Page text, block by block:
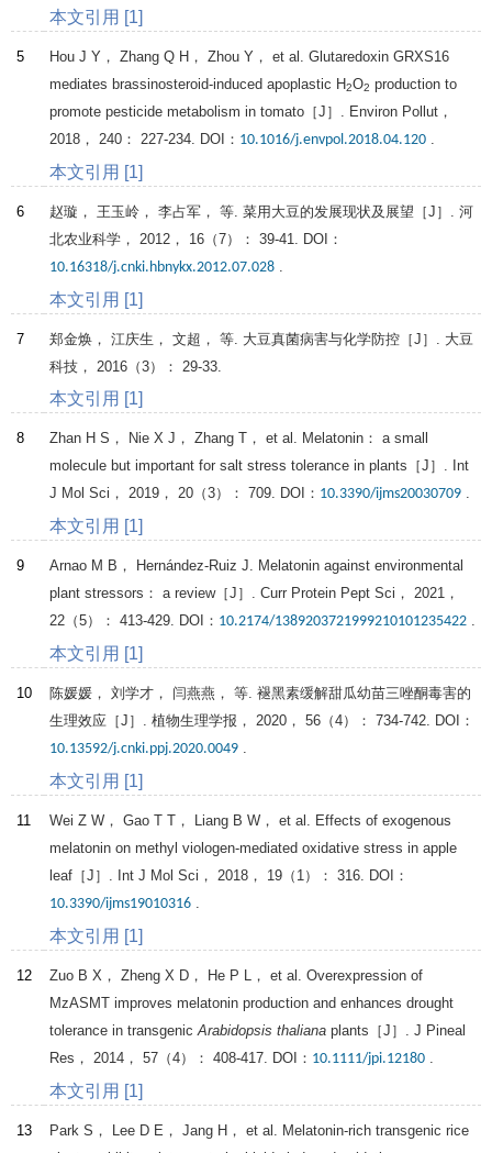
本文引用 [1]
5 Hou J Y ， Zhang Q H ， Zhou Y ， et al. Glutaredoxin GRXS16
mediates brassinosteroid-induced apoplastic H2O2 production to
promote pesticide metabolism in tomato［J］. Environ Pollut ，
2018 ， 240 ： 227-234. DOI： 10.1016/j.envpol.2018.04.120
本文引用 [1]
6 赵璇， 王玉岭， 李占军， 等. 菜用大豆的发展现状及展望［J］. 河
北农业科学 ， 2012 ， 16 （7）： 39-41. DOI：
10.16318/j.cnki.hbnykx.2012.07.028
本文引用 [1]
7 郑金焕， 江庆生， 文超， 等. 大豆真菌病害与化学防控［J］. 大豆
科技 ， 2016 （3）： 29-33.
本文引用 [1]
8 Zhan H S ， Nie X J ， Zhang T ， et al. Melatonin： a small
molecule but important for salt stress tolerance in plants［J］. Int
J Mol Sci ， 2019 ， 20 （3）： 709. DOI： 10.3390/ijms20030709
本文引用 [1]
9 Arnao M B ， Hernández-Ruiz J . Melatonin against environmental
plant stressors： a review［J］. Curr Protein Pept Sci ， 2021 ，
22 （5）： 413-429. DOI： 10.2174/1389203721999210101235422
本文引用 [1]
10
陈媛媛， 刘学才， 闫燕燕， 等. 褪黑素缓解甜瓜幼苗三唑酮毒害的
生理效应［J］. 植物生理学报 ， 2020 ， 56 （4）： 734-742. DOI：
10.13592/j.cnki.ppj.2020.0049
本文引用 [1]
11 Wei Z W ， Gao T T ， Liang B W ， et al. Effects of exogenous
melatonin on methyl viologen-mediated oxidative stress in apple
leaf［J］. Int J Mol Sci ， 2018 ， 19 （1）： 316. DOI：
10.3390/ijms19010316
本文引用 [1]
12 Zuo B X ， Zheng X D ， He P L
， et al. Overexpression of
MzASMT improves melatonin production and enhances drought
tolerance in transgenic Arabidopsis thaliana plants［J］. J Pineal
Res ， 2014 ， 57 （4）： 408-417. DOI： 10.1111/jpi.12180
本文引用 [1]
13 Park S ， Lee D E ， Jang H ， et al. Melatonin-rich transgenic rice